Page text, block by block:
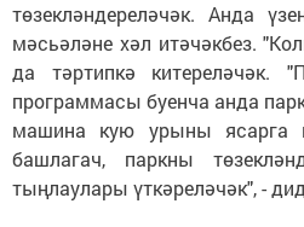
төзекләндереләчәк. Анда
мәсьәләне хәл итәчәкбез.
да тәртипкә китереләчәк.
программасы буенча анда
машина кую урыны ясарга
башлагач, паркны
тыңлаулары үткәреләчәк", -